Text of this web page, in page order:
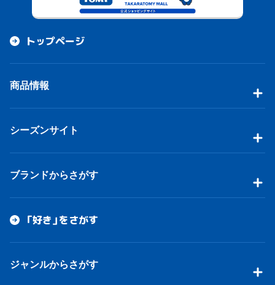
トップページ
商品情報
シーズンサイト
ブランドからさがす
「好き」をさがす
ジャンルからさがす